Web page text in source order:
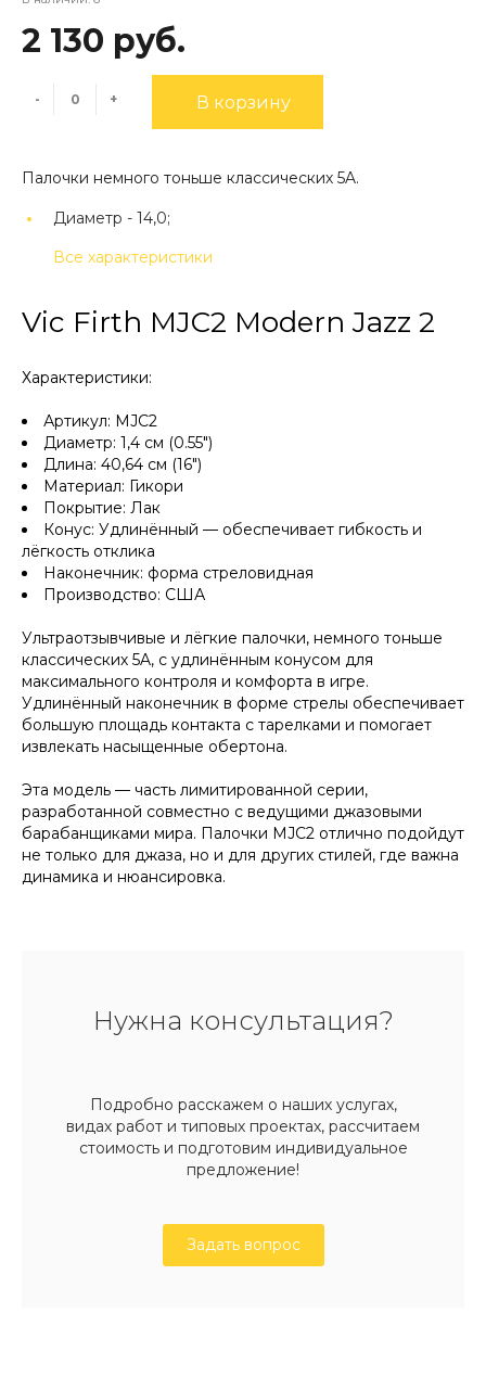
2 130 руб.
- + В корзину
Палочки немного тоньше классических 5A.
Диаметр - 14,0;
Все характеристики
Vic Firth MJC2 Modern Jazz 2
Характеристики:
Артикул: MJC2
Диаметр: 1,4 см (0.55")
Длина: 40,64 см (16")
Материал: Гикори
Покрытие: Лак
Конус: Удлинённый — обеспечивает гибкость и
лёгкость отклика
Наконечник: форма стреловидная
Производство: США
Ультраотзывчивые и лёгкие палочки, немного тоньше
классических 5A, с удлинённым конусом для
максимального контроля и комфорта в игре.
Удлинённый наконечник в форме стрелы обеспечивает
большую площадь контакта с тарелками и помогает
извлекать насыщенные обертона.
Эта модель — часть лимитированной серии,
разработанной совместно с ведущими джазовыми
барабанщиками мира. Палочки MJC2 отлично подойдут
не только для джаза, но и для других стилей, где важна
динамика и нюансировка.
Нужна консультация?
Подробно расскажем о наших услугах,
видах работ и типовых проектах, рассчитаем
стоимость и подготовим индивидуальное
предложение!
Задать вопрос